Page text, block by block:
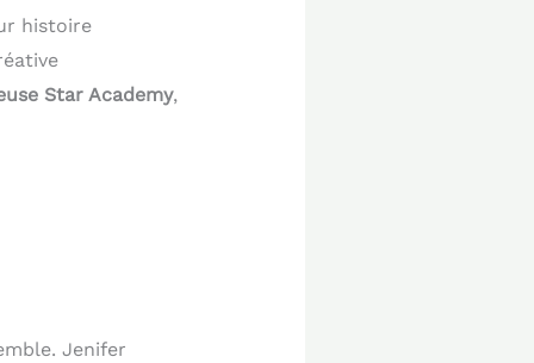
histoire
Star Academy,
Jenifer